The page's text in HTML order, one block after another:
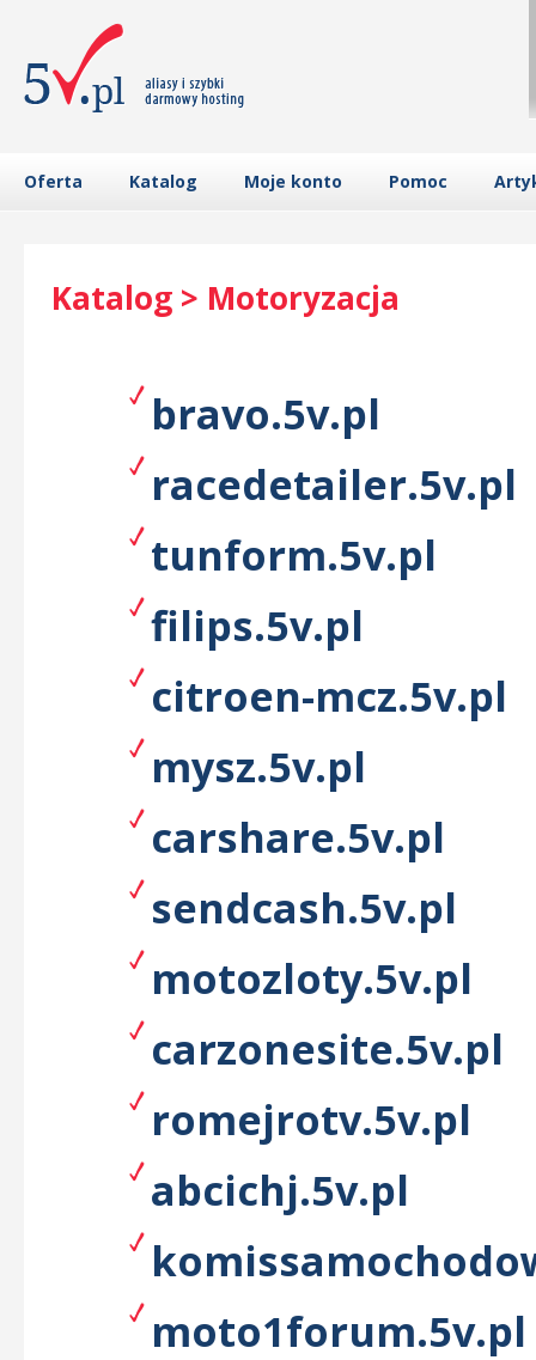
Oferta Katalog Moje konto Pomoc
Katalog > Motoryzacja
bravo.5v.pl
racedetailer.5v.pl
tunform.5v.pl
filips.5v.pl
citroen-mcz.5v.pl
mysz.5v.pl
carshare.5v.pl
sendcash.5v.pl
motozloty.5v.pl
carzonesite.5v.pl
romejrotv.5v.pl
abcichj.5v.pl
moto1forum.5v.pl